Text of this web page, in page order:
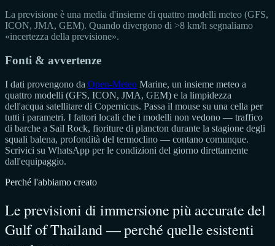
La previsione è una media d'insieme di quattro modelli meteo (GFS,
ICON, JMA, GEM). Quando divergono di >8 km/h segnaliamo
«incertezza della previsione».
Fonti & avvertenze
I dati provengono da Open-Meteo Marine, un insieme meteo a
quattro modelli (GFS, ICON, JMA, GEM) e la limpidezza
dell'acqua satellitare di Copernicus. Passa il mouse su una cella per
tutti i parametri. I fattori locali che i modelli non vedono — traffico
di barche a Sail Rock, fioriture di plancton durante la stagione degli
squali balena, profondità del termoclino — contano comunque.
Scrivici su WhatsApp per le condizioni del giorno direttamente
dall'equipaggio.
Perché l'abbiamo creato
Le previsioni di immersione più accurate del
Gulf of Thailand — perché quelle esistenti